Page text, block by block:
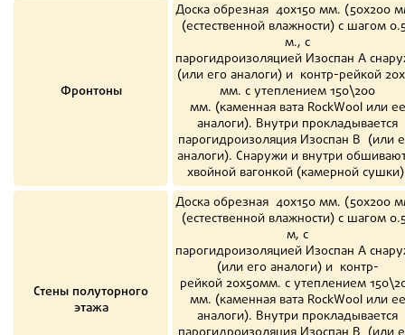
Фронтоны
Доска обрезная 40х150 мм. (50х200
(естественной влажности) с шагом
м., с
парогидроизоляцией Изоспан A
(или его аналоги) и контр-рейкой
мм. с утеплением 150\200
мм. (каменная вата RockWool или ее
аналоги). Внутри прокладывается
парогидроизоляция Изоспан B (или
аналоги). Снаружи и внутри
хвойной вагонкой (камерной
Стены полуторного
этажа
Доска обрезная 40х150 мм. (50х200
(естественной влажности) с шагом
м, с
парогидроизоляцией Изоспан A
(или его аналоги) и контр-
рейкой 20х50мм. с утеплением
мм. (каменная вата RockWool или ее
аналоги). Внутри прокладывается